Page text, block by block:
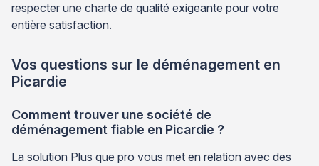
respecter une charte de qualité exigeante pour votre
entière satisfaction.
Vos questions sur le déménagement en
Picardie
Comment trouver une société de
déménagement fiable en Picardie ?
La solution Plus que pro vous met en relation avec des